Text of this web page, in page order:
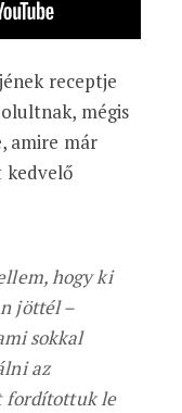
receptje
mégis
amire már
kedvelő
hogy ki
jöttél –
sokkal
az
fordítottuk le